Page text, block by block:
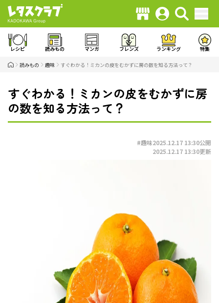
レシピ 読みもの マンガ フレンズ ランキング 特集
読みもの 趣味 すぐわかる！ミカンの皮をむかずに房の数を知る方法って？
すぐわかる！ミカンの皮をむかずに房
の数を知る方法って？
#趣味2025.12.17 13:30公開
2025.12.17 13:30更新